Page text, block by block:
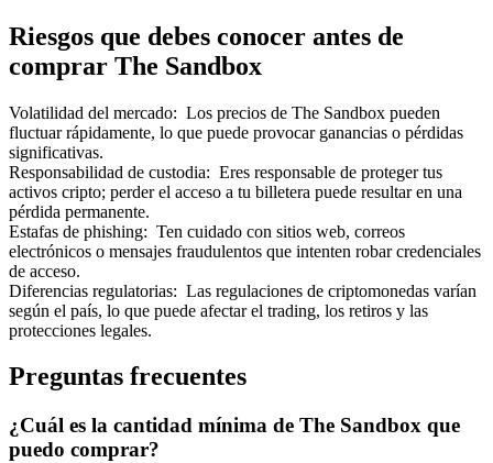
Riesgos que debes conocer antes de
comprar The Sandbox
Volatilidad del mercado: Los precios de The Sandbox pueden
fluctuar rápidamente, lo que puede provocar ganancias o pérdidas
significativas.
Responsabilidad de custodia: Eres responsable de proteger tus
activos cripto; perder el acceso a tu billetera puede resultar en una
pérdida permanente.
Estafas de phishing: Ten cuidado con sitios web, correos
electrónicos o mensajes fraudulentos que intenten robar credenciales
de acceso.
Diferencias regulatorias: Las regulaciones de criptomonedas varían
según el país, lo que puede afectar el trading, los retiros y las
protecciones legales.
Preguntas frecuentes
¿Cuál es la cantidad mínima de The Sandbox que
puedo comprar?